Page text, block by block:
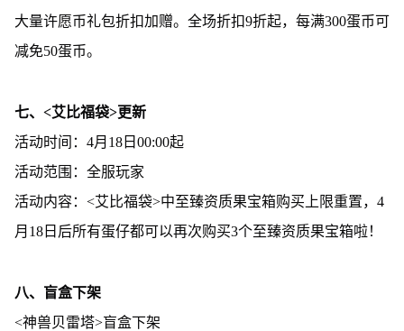
大量许愿币礼包折扣加赠。全场折扣9折起，每满300蛋币可
减免50蛋币。
七、<艾比福袋>更新
活动时间：4月18日00:00起
活动范围：全服玩家
活动内容：<艾比福袋>中至臻资质果宝箱购买上限重置，4
月18日后所有蛋仔都可以再次购买3个至臻资质果宝箱啦！
八、盲盒下架
<神兽贝雷塔>盲盒下架